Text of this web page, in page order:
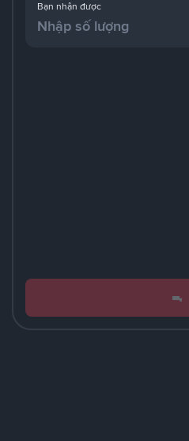
Bạn nhận được